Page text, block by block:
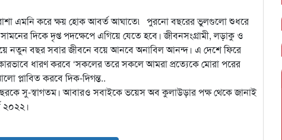
এমনি করে ক্ষয় হোক আবর্ত আঘাতে৷ পুরনো বছরের ভুলগুলো শুধরে
দিকে দৃপ্ত পদক্ষেপে এগিয়ে যেতে হবে। জীবনসংগ্রামী, লড়াকু ও
নতুন বছর সবার জীবনে বয়ে আনবে অনাবিল আনন্দ। এ দেশে ফিরে
ধারণ করবে ‘সকলের তরে সকলে আমরা প্রত্যেকে মোরা পরের
প্লাবিত করবে দিক-দিগন্ত..
সু-স্বাগতম। আবারও সবাইকে ভয়েস অব কুলাউড়ার পক্ষ থেকে জানাই
২০২২।